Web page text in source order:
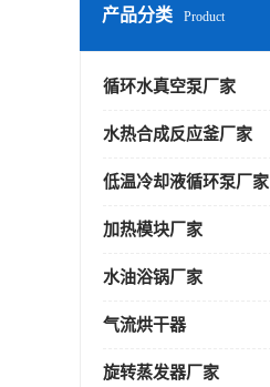
产品分类 Product
循环水真空泵厂家
水热合成反应釜厂家
低温冷却液循环泵厂家
加热模块厂家
水油浴锅厂家
气流烘干器
旋转蒸发器厂家